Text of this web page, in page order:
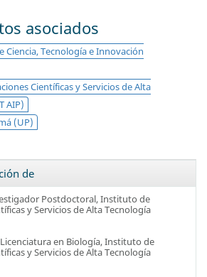
asociados
Ciencia, Tecnología e Innovación
Científicas y Servicios de Alta
AIP)
(UP)
de
Postdoctoral,Instituto de
y Servicios de Alta Tecnología
en Biología,Instituto de
y Servicios de Alta Tecnología